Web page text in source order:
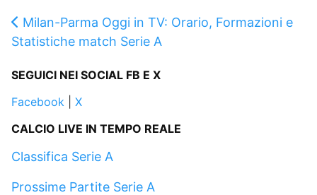
Milan-Parma Oggi in TV: Orario, Formazioni e
Statistiche match Serie A
SEGUICI NEI SOCIAL FB E X
Facebook
X
CALCIO LIVE IN TEMPO REALE
Classifica Serie A
Prossime Partite Serie A